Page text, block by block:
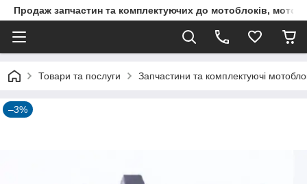
Продаж запчастин та комплектуючих до мотоблоків,
Товари та послуги Запчастини та комплектуючі
–3%